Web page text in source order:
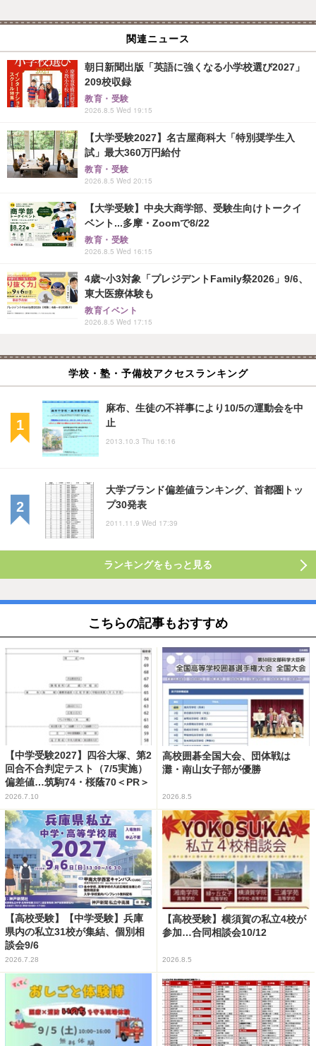
関連ニュース
朝日新聞出版「英語に強くなる小学校選び2027」
209校収録
教育・受験
2026.8.5 Wed 19:15
【大学受験2027】名古屋商科大「特別奨学生入
試」最大360万円給付
教育・受験
2026.8.5 Wed 20:15
【大学受験】中央大商学部、受験生向けトークイ
ベント...多摩・Zoomで8/22
教育・受験
2026.8.5 Wed 16:15
4歳~小3対象「プレジデントFamily祭2026」9/6、
東大医療体験も
教育イベント
2026.8.5 Wed 17:15
学校・塾・予備校アクセスランキング
麻布、生徒の不祥事により10/5の運動会を中
止
2013.10.3 Thu 16:16
大学ブランド偏差値ランキング、首都圏トッ
プ30発表
2011.11.9 Wed 17:39
ランキングをもっと見る
こちらの記事もおすすめ
【中学受験2027】四谷大塚、第2
回合不合判定テスト（7/5実施）
偏差値…筑駒74・桜蔭70＜PR＞
2026.7.10
高校囲碁全国大会、団体戦は
灘・南山女子部が優勝
2026.8.5
【高校受験】【中学受験】兵庫
県内の私立31校が集結、個別相
談会9/6
2026.7.28
【高校受験】横須賀の私立4校が
参加…合同相談会10/12
2026.8.5